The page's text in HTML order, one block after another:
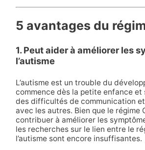
5 avantages du
1. Peut aider à améliorer les
l’autisme
L’autisme est un trouble du
commence dès la petite enfance
des difficultés de communication
avec les autres. Bien que le régime
contribuer à améliorer les
les recherches sur le lien entre le
l’autisme sont encore insuffisantes.